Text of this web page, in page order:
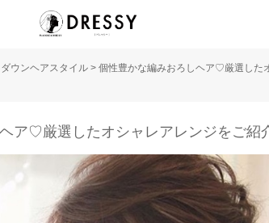
ダウンヘアスタイル > 個性豊かな編みおろしヘア♡厳選した
ア♡厳選したオシャレアレンジをご紹